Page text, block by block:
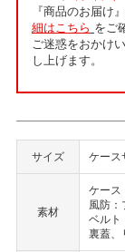
『商品のお届け
細はこちら をご
ご迷惑をおかけ
し上げます。
サイズ ケース
素材
ケース
風防：
ベルト
裏蓋、